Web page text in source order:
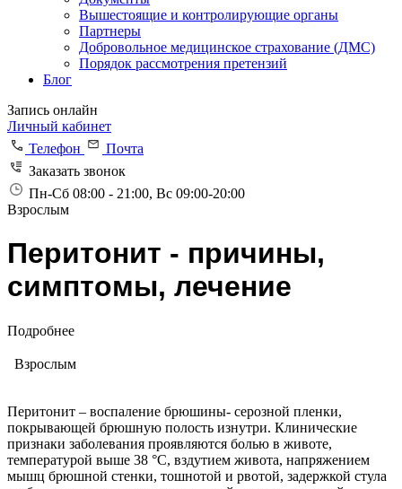
Вышестоящие и контролирующие органы
Партнеры
Добровольное медицинское страхование (ДМС)
Порядок рассмотрения претензий
Блог
Запись онлайн
Личный кабинет
Телефон
Почта
Заказать звонок
Пн-Сб 08:00 - 21:00, Вс 09:00-20:00
Взрослым
Перитонит - причины,
симптомы, лечение
Подробнее
Взрослым
Перитонит – воспаление брюшины- серозной пленки,
покрывающей брюшную полость изнутри. Клинические
признаки заболевания проявляются болью в животе,
температурой выше 38 °C, вздутием живота, напряжением
мышц брюшной стенки, тошнотой и рвотой, задержкой стула